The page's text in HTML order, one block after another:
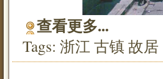
查看更多...
Tags: 浙江 古镇 故居